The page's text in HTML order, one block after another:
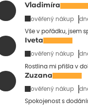
Vladimíra
ověřený nákup
Vše v pořádku, jsem
Iveta
ověřený nákup
Rostlina mi přišla v
Zuzana
ověřený nákup
Spokojenost s